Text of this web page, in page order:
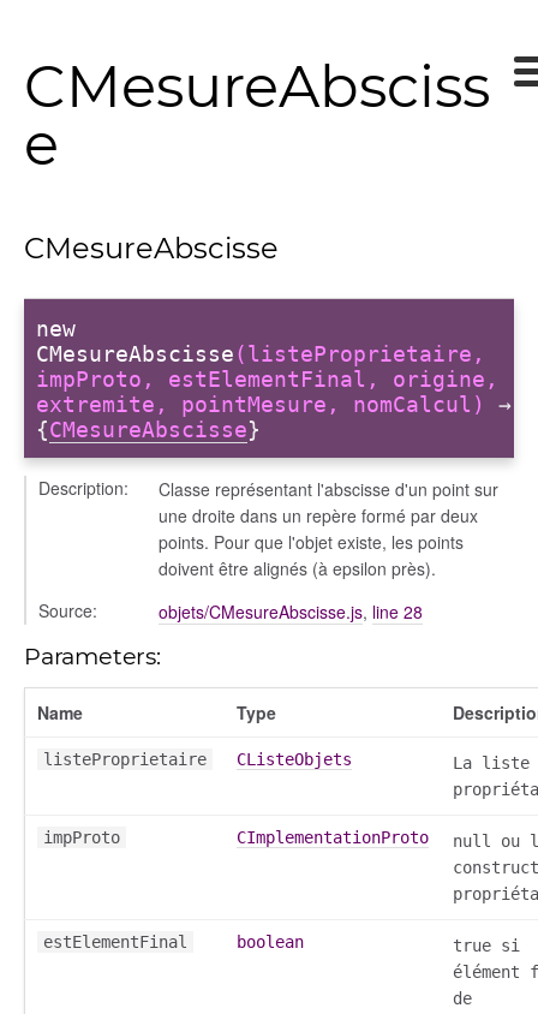
CMesureAbsciss
e
CMesureAbscisse
new
CMesureAbscisse(listeProprietaire,
impProto, estElementFinal, origine,
extremite, pointMesure, nomCalcul)
→
{CMesureAbscisse}
Description:
Classe représentant l'abscisse d'un point sur
une droite dans un repère formé par deux
points. Pour que l'objet existe, les points
doivent être alignés (à epsilon près).
Source:
objets/CMesureAbscisse.js, line 28
Parameters:
Name Type
listeProprietaire CListeObjets
La liste
impProto CImplementationProto
null ou
estElementFinal boolean
true si
élément
de